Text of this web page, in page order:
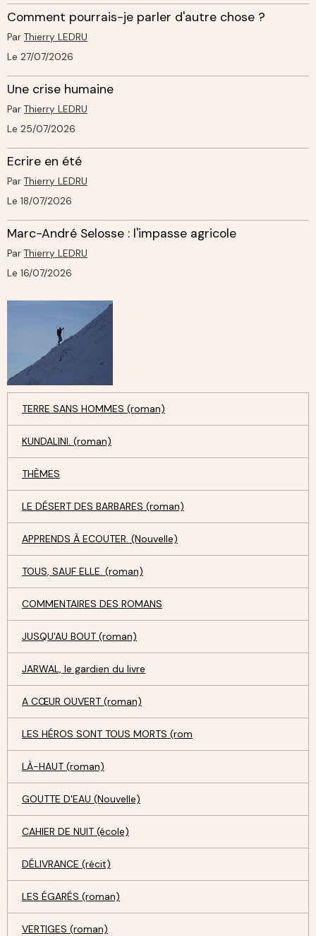
Comment pourrais-je parler d'autre chose ?
Par Thierry LEDRU
Le 27/07/2026
Une crise humaine
Par Thierry LEDRU
Le 25/07/2026
Ecrire en été
Par Thierry LEDRU
Le 18/07/2026
Marc-André Selosse : l'impasse agricole
Par Thierry LEDRU
Le 16/07/2026
TERRE SANS HOMMES (roman)
KUNDALINI. (roman)
THÈMES
LE DÉSERT DES BARBARES (roman)
APPRENDS À ECOUTER. (Nouvelle)
TOUS, SAUF ELLE. (roman)
COMMENTAIRES DES ROMANS
JUSQU'AU BOUT (roman)
JARWAL, le gardien du livre
A CŒUR OUVERT (roman)
LES HÉROS SONT TOUS MORTS (rom
LÀ-HAUT (roman)
GOUTTE D'EAU (Nouvelle)
CAHIER DE NUIT (école)
DÉLIVRANCE (récit)
LES ÉGARÉS (roman)
VERTIGES (roman)